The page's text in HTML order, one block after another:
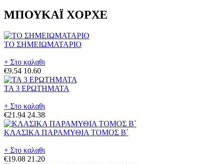
ΜΠΟΥΚΑΪ ΧΟΡΧΕ
ΤΟ ΣΗΜΕΙΩΜΑΤΑΡΙΟ
+ Στο καλαθι
€9.54 10.60
ΤΑ 3 ΕΡΩΤΗΜΑΤΑ
+ Στο καλαθι
€21.94 24.38
ΚΛΑΣΙΚΑ ΠΑΡΑΜΥΘΙΑ ΤΟΜΟΣ Β΄
+ Στο καλαθι
€19.08 21.20